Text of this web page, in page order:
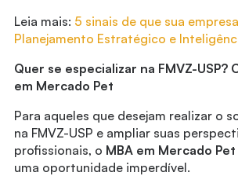
Leia mais: 5 sinais de que sua
Planejamento Estratégico e
Quer se especializar na FMVZ-USP?
em Mercado Pet
Para aqueles que desejam realizar o
na FMVZ-USP e ampliar suas
profissionais, o MBA em Mercado Pet
uma oportunidade imperdível.